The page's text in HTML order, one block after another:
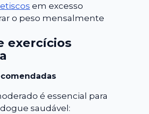
em excesso
o peso mensalmente
exercícios
é essencial para
saudável: